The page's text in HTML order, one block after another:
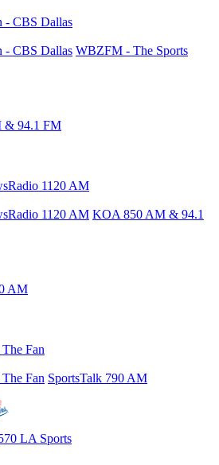
- CBS Dallas
- CBS Dallas WBZFM - The Sports
& 94.1 FM
1120 AM
1120 AM KOA 850 AM & 94.1
AM
Fan
Fan SportsTalk 790 AM
LA Sports